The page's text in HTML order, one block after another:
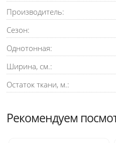
Производитель:
Сезон:
Однотонная:
Ширина, см.:
Остаток ткани, м.:
Рекомендуем